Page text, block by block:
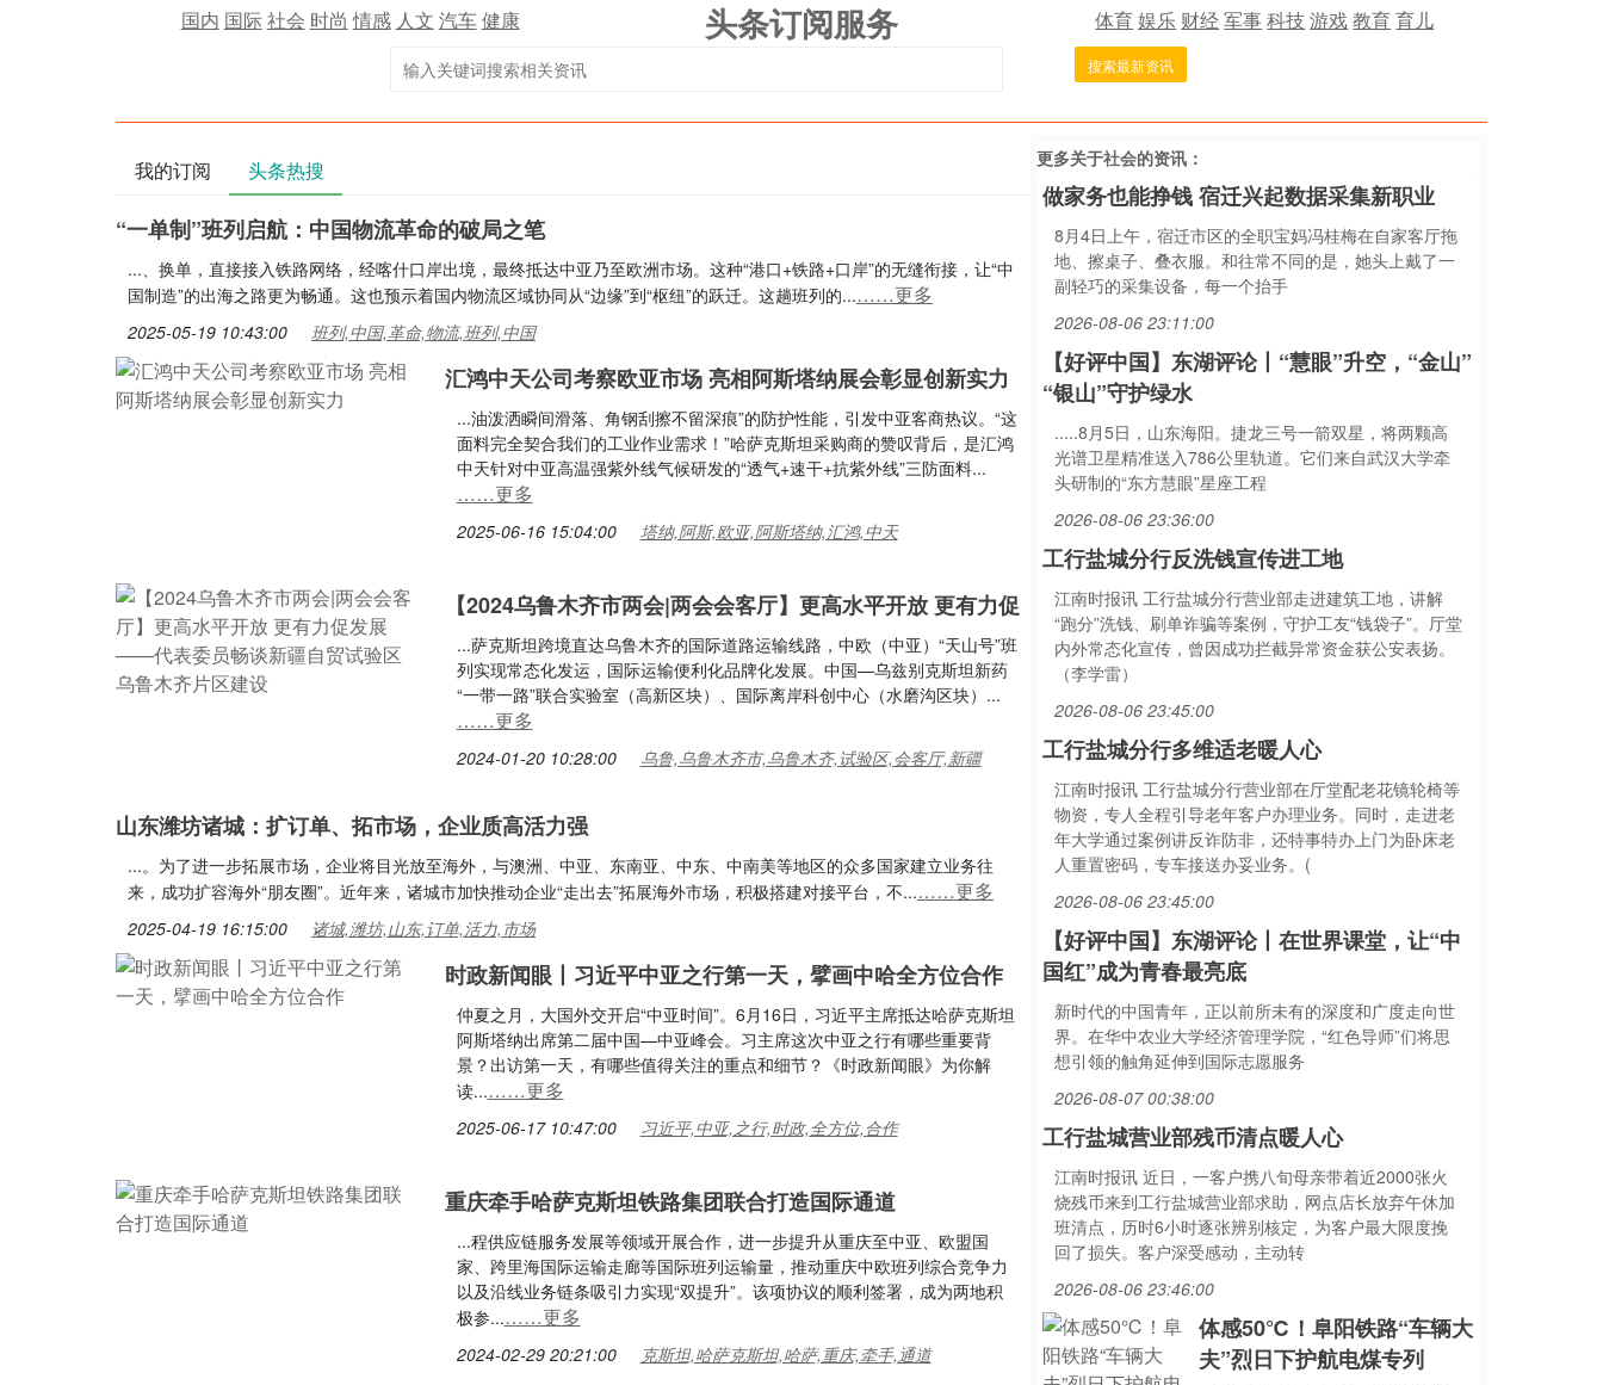
国内 国际社会 时尚 情感 人文 汽车健康 头条订阅服务 体育娱乐 财经军事科技游戏教育育儿
搜索最新资讯
我的订阅 头条热搜
“一单制”班列启航：中国物流革命的破局之笔
...、换单，直接接入铁路网络，经喀什口岸出境，最终抵达中亚乃至欧洲市场。这种“港口+铁路+口岸”的无缝衔接，让“中
国制造”的出海之路更为畅通。这也预示着国内物流区域协同从“边缘”到“枢纽”的跃迁。这趟班列的...……更多
2025-05-19 10:43:00 班列,中国,革命,物流,班列,中国
汇鸿中天公司考察欧亚市场 亮相阿斯塔纳展会彰显创新实力
...油泼洒瞬间滑落、角钢刮擦不留深痕”的防护性能，引发中亚客商热议。“这
面料完全契合我们的工业作业需求！”哈萨克斯坦采购商的赞叹背后，是汇鸿
中天针对中亚高温强紫外线气候研发的“透气+速干+抗紫外线”三防面料...
……更多
2025-06-16 15:04:00 塔纳,阿斯,欧亚,阿斯塔纳,汇鸿,中天
【2024乌鲁木齐市两会|两会会客厅】更高水平开放 更有力促
...萨克斯坦跨境直达乌鲁木齐的国际道路运输线路，中欧（中亚）“天山号”班
列实现常态化发运，国际运输便利化品牌化发展。中国—乌兹别克斯坦新药
“一带一路”联合实验室（高新区块）、国际离岸科创中心（水磨沟区块）...
……更多
2024-01-20 10:28:00 乌鲁,乌鲁木齐市,乌鲁木齐,试验区,会客厅,新疆
山东潍坊诸城：扩订单、拓市场，企业质高活力强
...。为了进一步拓展市场，企业将目光放至海外，与澳洲、中亚、东南亚、中东、中南美等地区的众多国家建立业务往
来，成功扩容海外“朋友圈”。近年来，诸城市加快推动企业“走出去”拓展海外市场，积极搭建对接平台，不...……更多
2025-04-19 16:15:00 诸城,潍坊,山东,订单,活力,市场
时政新闻眼丨习近平中亚之行第一天，擘画中哈全方位合作
仲夏之月，大国外交开启“中亚时间”。6月16日，习近平主席抵达哈萨克斯坦
阿斯塔纳出席第二届中国—中亚峰会。习主席这次中亚之行有哪些重要背
景？出访第一天，有哪些值得关注的重点和细节？《时政新闻眼》为你解
读...……更多
2025-06-17 10:47:00 习近平,中亚,之行,时政,全方位,合作
重庆牵手哈萨克斯坦铁路集团联合打造国际通道
...程供应链服务发展等领域开展合作，进一步提升从重庆至中亚、欧盟国
家、跨里海国际运输走廊等国际班列运输量，推动重庆中欧班列综合竞争力
以及沿线业务链条吸引力实现“双提升”。该项协议的顺利签署，成为两地积
极参...……更多
2024-02-29 20:21:00 克斯坦,哈萨克斯坦,哈萨,重庆,牵手,通道
更多关于社会的资讯：
做家务也能挣钱 宿迁兴起数据采集新职业
8月4日上午，宿迁市区的全职宝妈冯桂梅在自家客厅拖
地、擦桌子、叠衣服。和往常不同的是，她头上戴了一
副轻巧的采集设备，每一个抬手
2026-08-06 23:11:00
【好评中国】东湖评论丨“慧眼”升空，“金山”
“银山”守护绿水
.....8月5日，山东海阳。捷龙三号一箭双星，将两颗高
光谱卫星精准送入786公里轨道。它们来自武汉大学牵
头研制的“东方慧眼”星座工程
2026-08-06 23:36:00
工行盐城分行反洗钱宣传进工地
江南时报讯 工行盐城分行营业部走进建筑工地，讲解
“跑分”洗钱、刷单诈骗等案例，守护工友“钱袋子”。厅堂
内外常态化宣传，曾因成功拦截异常资金获公安表扬。
（李学雷）
2026-08-06 23:45:00
工行盐城分行多维适老暖人心
江南时报讯 工行盐城分行营业部在厅堂配老花镜轮椅等
物资，专人全程引导老年客户办理业务。同时，走进老
年大学通过案例讲反诈防非，还特事特办上门为卧床老
人重置密码，专车接送办妥业务。(
2026-08-06 23:45:00
【好评中国】东湖评论丨在世界课堂，让“中
国红”成为青春最亮底
新时代的中国青年，正以前所未有的深度和广度走向世
界。在华中农业大学经济管理学院，“红色导师”们将思
想引领的触角延伸到国际志愿服务
2026-08-07 00:38:00
工行盐城营业部残币清点暖人心
江南时报讯 近日，一客户携八旬母亲带着近2000张火
烧残币来到工行盐城营业部求助，网点店长放弃午休加
班清点，历时6小时逐张辨别核定，为客户最大限度挽
回了损失。客户深受感动，主动转
2026-08-06 23:46:00
体感50℃！阜阳铁路“车辆大
夫”烈日下护航电煤专列